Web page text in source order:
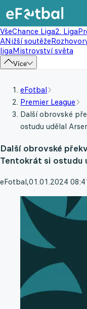
VšeChance Liga2. Liga
ANižší soutěže
ligaMistrovství světa
Více
eFotbal
Premier League
Další obrovské
ostudu udělal
Další obrovské
Tentokrát si ostudu
eFotbal,01.01.2024